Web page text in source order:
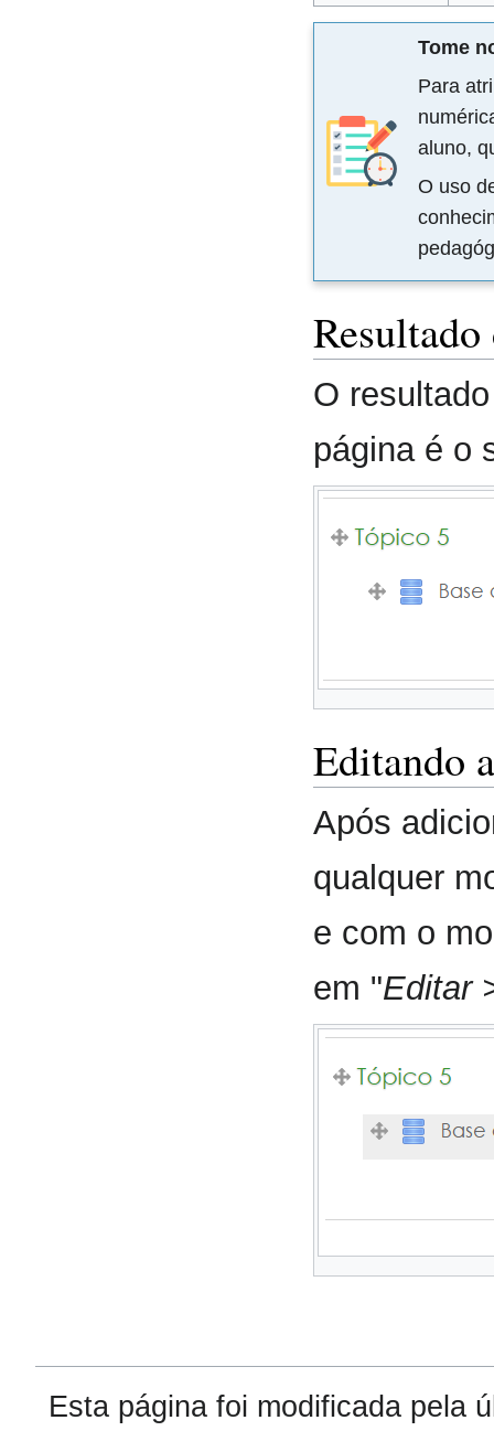
Tome
Para
aluno,
O uso
Resultado
O
página é o
Editando
Após
qualquer
e com o
em "Editar
Esta página foi modificada pela